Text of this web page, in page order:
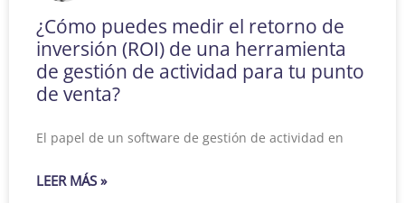
¿Cómo puedes medir el retorno de
inversión (ROI) de una herramienta
de gestión de actividad para tu punto
de venta?
El papel de un software de gestión de actividad en
LEER MÁS »